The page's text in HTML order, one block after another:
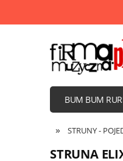
BUM BUM
» STRUNY -
STRUNA